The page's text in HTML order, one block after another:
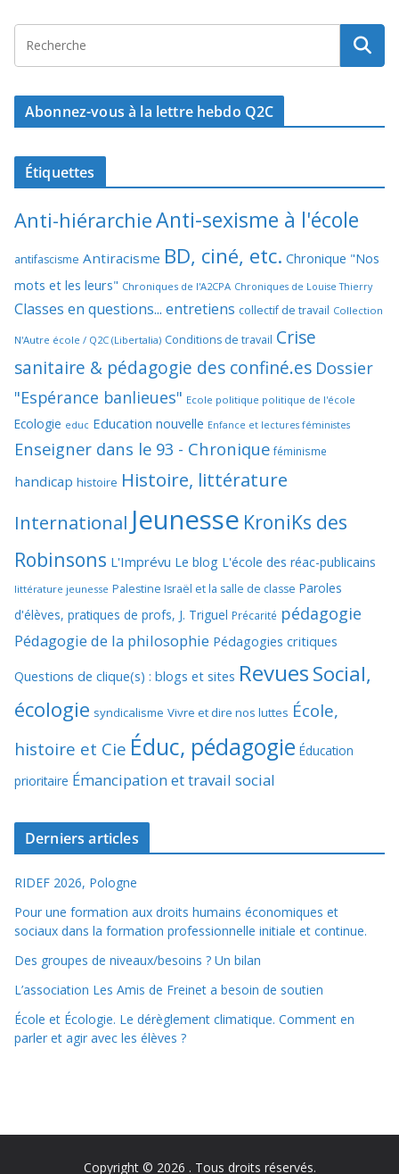
Abonnez-vous à la lettre hebdo Q2C
Étiquettes
Anti-hiérarchieAnti-sexisme à l'école
antifascisme Antiracisme BD, ciné, etc. Chronique "Nos
mots et les leurs" Chroniques de l'A2CPA Chroniques de Louise Thierry
Classes en questions... entretiens collectif de travail Collection
N'Autre école / Q2C (Libertalia) Conditions de travail Crise
sanitaire & pédagogie des confiné.es Dossier
"Espérance banlieues" Ecole politique politique de l'école
Ecologie educ Education nouvelle Enfance et lectures féministes
Enseigner dans le 93 - Chronique féminisme
handicap histoire Histoire, littérature
International Jeunesse KroniKs des
Robinsons L'Imprévu Le blog L'école des réac-publicains
littérature jeunesse Palestine Israël et la salle de classe Paroles
d'élèves, pratiques de profs, J. Triguel Précarité pédagogie
Pédagogie de la philosophie Pédagogies critiques
Questions de clique(s) : blogs et sites RevuesSocial,
écologie syndicalisme Vivre et dire nos luttes École,
histoire et Cie Éduc, pédagogie Éducation
prioritaire Émancipation et travail social
Derniers articles
RIDEF 2026, Pologne
Pour une formation aux droits humains économiques et
sociaux dans la formation professionnelle initiale et continue.
Des groupes de niveaux/besoins ? Un bilan
L’association Les Amis de Freinet a besoin de soutien
École et Écologie. Le dérèglement climatique. Comment en
parler et agir avec les élèves ?
Copyright © 2026 . Tous droits réservés.